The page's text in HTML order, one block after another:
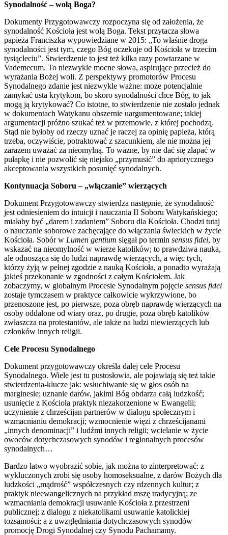
Synodalność – wolą Boga?
Dokumenty Przygotowawczy rozpoczyna się od założenia, że
synodalność Kościoła jest wolą Boga. Tekst przytacza słowa
papieża Franciszka wypowiedziane w 2015: „To właśnie droga
synodalności jest tym, czego Bóg oczekuje od Kościoła w trzecim
tysiącleciu”. Stwierdzenie to jest też kilka razy powtarzane w
Vademecum. To niezwykle mocne słowa, aspirujące przecież do
wyrażania Bożej woli. Z perspektywy promotorów Procesu
Synodalnego zdanie jest niezwykle ważne: może potencjalnie
zamykać usta krytykom, bo skoro synodalności chce Bóg, to jak
mogą ją krytykować? Co istotne, to stwierdzenie nie zostało jednak
w dokumentach Watykanu obszernie uargumentowane; takiej
argumentacji próżno szukać też w przemowie, z której pochodzą.
Stąd nie byłoby od rzeczy uznać je raczej za opinię papieża, którą
trzeba, oczywiście, potraktować z szacunkiem, ale nie można jej
zarazem uważać za nieomylną. To ważne, by nie dać się złapać w
pułapkę i nie pozwolić się niejako „przymusić” do apriorycznego
akceptowania wszystkich posunięć synodalnych.
Kontynuacja Soboru – „włączanie” wierzących
Dokument Przygotowawczy stwierdza następnie, że synodalność
jest odniesieniem do intuicji i nauczania II Soboru Watykańskiego;
miałaby być „darem i zadaniem” Soboru dla Kościoła. Chodzi tutaj
o nauczanie soborowe zachęcające do włączania świeckich w życie
Kościoła. Sobór w Lumen gentium sięgał po termin sensus fidei, by
wskazać na nieomylność w wierze katolików; to prawdziwa nauka,
ale odnosząca się do ludzi naprawdę wierzących, a więc tych,
którzy żyją w pełnej zgodzie z nauką Kościoła, a ponadto wyrażają
jakieś przekonanie w zgodności z całym Kościołem. Jak
zobaczymy, w globalnym Procesie Synodalnym pojęcie sensus fidei
zostaje tymczasem w praktyce całkowicie wykrzywione, bo
przenoszone jest, po pierwsze, poza obręb naprawdę wierzących na
osoby oddalone od wiary oraz, po drugie, poza obręb katolików
zwłaszcza na protestantów, ale także na ludzi niewierzących lub
członków innych religii.
Cele Procesu Synodalnego
Dokument przygotowawczy określa dalej cele Procesu
Synodalnego. Wiele jest tu pustosłowia, ale pojawiają się też takie
stwierdzenia-klucze jak: wsłuchiwanie się w głos osób na
marginesie; uznanie darów, jakimi Bóg obdarza całą ludzkość;
usunięcie z Kościoła praktyk niezakorzenione w Ewangelii;
uczynienie z chrześcijan partnerów w dialogu społecznym i
wzmacnianiu demokracji; wzmocnienie więzi z chrześcijanami
„innych denominacji” i ludźmi innych religii; wcielanie w życie
owoców dotychczasowych synodów i regionalnych procesów
synodalnych…
Bardzo łatwo wyobrazić sobie, jak można to zinterpretować: z
wykluczonych zrobi się osoby homoseksualne, z darów Bożych dla
ludzkości „mądrość” współczesnych czy rdzennych kultur; z
praktyk nieewangelicznych na przykład mszę tradycyjną; ze
wzmacniania demokracji usuwanie Kościoła z przestrzeni
publicznej; z dialogu z niekatolikami usuwanie katolickiej
tożsamości; a z uwzględniania dotychczasowych synodów
promocję Drogi Synodalnej czy Synodu Pachamamy.